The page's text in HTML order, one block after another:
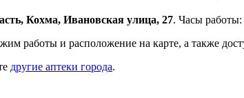
Кохма, Ивановская улица, 27. Часы
работы и расположение на карте, а также
другие аптеки города.